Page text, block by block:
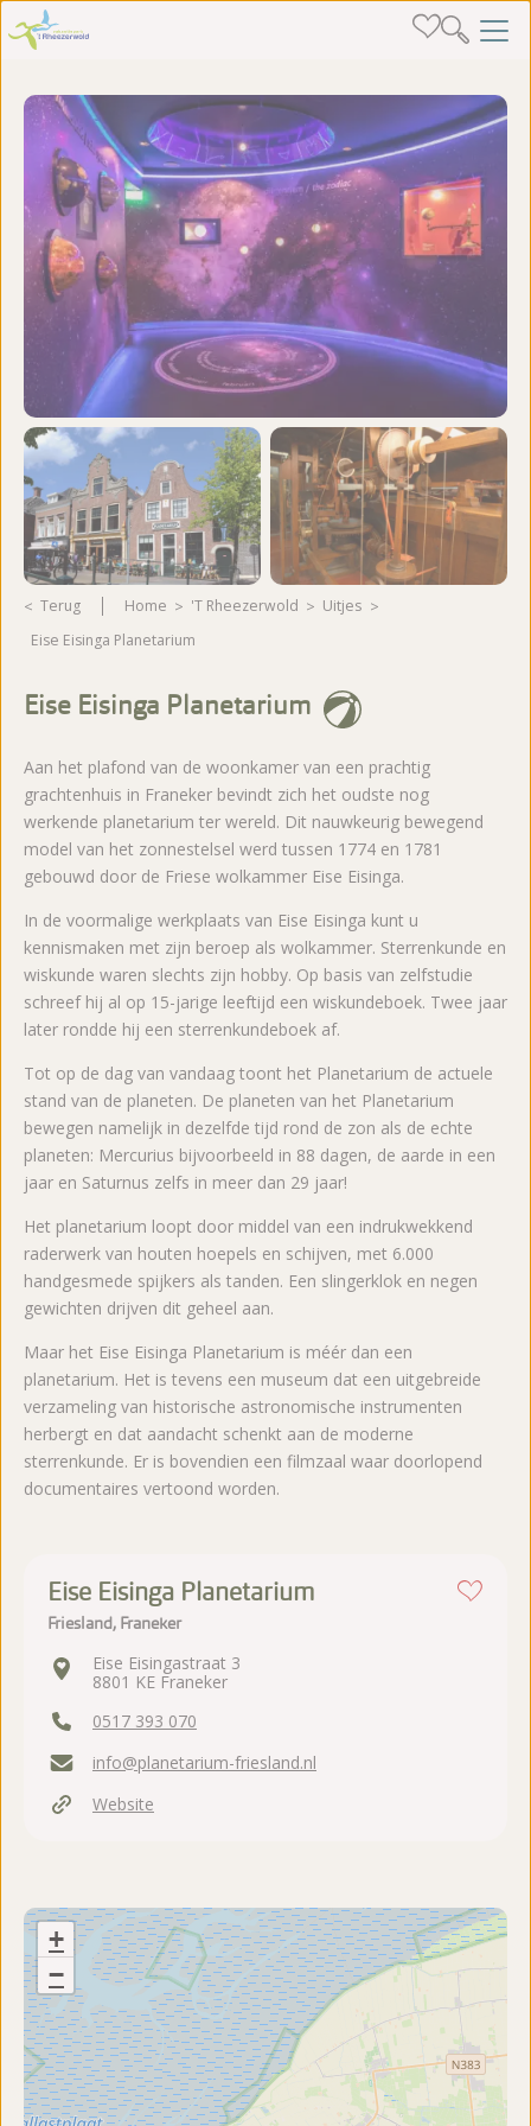
Terug Home 't Rheezerwold
Uitjes
Eise Eisinga Planetarium
Eise Eisinga Planetarium
Aan het plafond van de woonkamer van een prachtig
grachtenhuis in Franeker bevindt zich het oudste nog
werkende planetarium ter wereld. Dit nauwkeurig bewegend
model van het zonnestelsel werd tussen 1774 en 1781
gebouwd door de Friese wolkammer Eise Eisinga.
In de voormalige werkplaats van Eise Eisinga kunt u
kennismaken met zijn beroep als wolkammer. Sterrenkunde en
wiskunde waren slechts zijn hobby. Op basis van zelfstudie
schreef hij al op 15-jarige leeftijd een wiskundeboek. Twee jaar
later rondde hij een sterrenkundeboek af.
Tot op de dag van vandaag toont het Planetarium de actuele
stand van de planeten. De planeten van het Planetarium
bewegen namelijk in dezelfde tijd rond de zon als de echte
planeten: Mercurius bijvoorbeeld in 88 dagen, de aarde in een
jaar en Saturnus zelfs in meer dan 29 jaar!
Het planetarium loopt door middel van een indrukwekkend
raderwerk van houten hoepels en schijven, met 6.000
handgesmede spijkers als tanden. Een slingerklok en negen
gewichten drijven dit geheel aan.
Maar het Eise Eisinga Planetarium is méér dan een
planetarium. Het is tevens een museum dat een uitgebreide
verzameling van historische astronomische instrumenten
herbergt en dat aandacht schenkt aan de moderne
sterrenkunde. Er is bovendien een filmzaal waar doorlopend
documentaires vertoond worden.
Eise Eisinga Planetarium
Friesland, Franeker
Eise Eisingastraat 3
8801 KE Franeker
0517 393 070
info@planetarium-friesland.nl
Website
+
−